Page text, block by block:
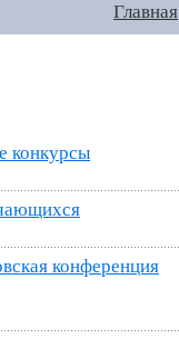
Главная
конкурсы
конференция